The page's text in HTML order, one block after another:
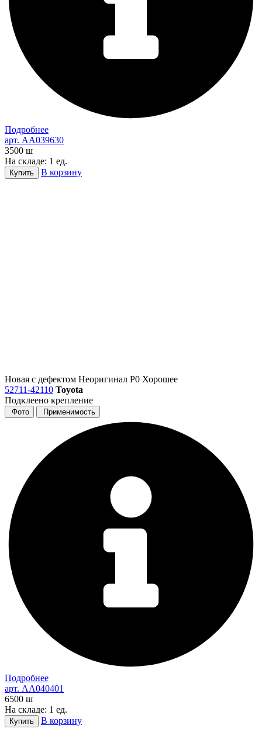
Подробнее
арт. AA039630
3500 ш
На складе: 1 ед.
Купить В корзину
Новая с дефектом Неоригинал Р0 Хорошее
52711-42110 Toyota
Подклеено крепление
Фото Применимость
Подробнее
арт. AA040401
6500 ш
На складе: 1 ед.
Купить В корзину